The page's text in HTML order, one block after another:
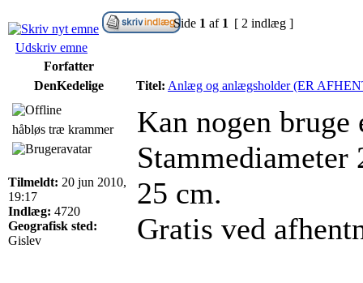
Side 1 af 1 [ 2 indlæg ]
Udskriv emne
Forfatter
DenKedelige
Titel: Anlæg og anlægsholder (ER
håbløs træ krammer
Tilmeldt: 20 jun 2010,
19:17
Indlæg: 4720
Geografisk sted:
Gislev
Kan nogen
25 cm.
Gratis ved